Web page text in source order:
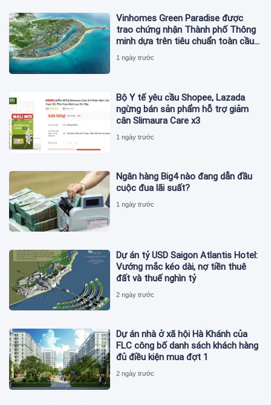
Vinhomes Green Paradise được
trao chứng nhận Thành phố Thông
minh dựa trên tiêu chuẩn toàn cầu
ISO 37122
1 ngày trước
Bộ Y tế yêu cầu Shopee, Lazada
ngừng bán sản phẩm hỗ trợ giảm
cân Slimaura Care x3
1 ngày trước
Ngân hàng Big4 nào đang dẫn đầu
cuộc đua lãi suất?
1 ngày trước
Dự án tỷ USD Saigon Atlantis Hotel:
Vướng mắc kéo dài, nợ tiền thuê
đất và thuế nghìn tỷ
2 ngày trước
Dự án nhà ở xã hội Hà Khánh của
FLC công bố danh sách khách hàng
đủ điều kiện mua đợt 1
2 ngày trước